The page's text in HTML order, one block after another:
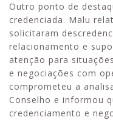
Outro ponto de
credenciada. Malu
solicitaram
relacionamento e
atenção para
e negociações com
comprometeu a
Conselho e informou
credenciamento e